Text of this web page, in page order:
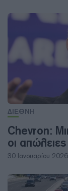
ΔΙΕΘΝΗ
Chevron:
οι
30 Ιανουαρίου 2026